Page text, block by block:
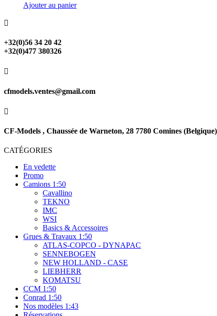
Ajouter au panier

+32(0)56 34 20 42
+32(0)477 380326

cfmodels.ventes@gmail.com

CF-Models , Chaussée de Warneton, 28 7780 Comines (Belgique)
CATÉGORIES
En vedette
Promo
Camions 1:50
Cavallino
TEKNO
IMC
WSI
Basics & Accessoires
Grues & Travaux 1:50
ATLAS-COPCO - DYNAPAC
SENNEBOGEN
NEW HOLLAND - CASE
LIEBHERR
KOMATSU
CCM 1:50
Conrad 1:50
Nos modèles 1:43